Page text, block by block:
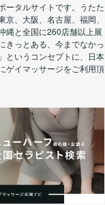
ータルサイトです。うたた
、大阪、名古屋、福岡、
縄と全国に260店舗以上展
きっとある、今までなかっ
というコンセプトに、日本
ゲイマッサージをご利用頂